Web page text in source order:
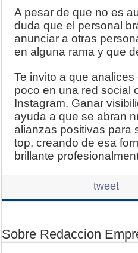
A pesar de que no es
duda que el personal
anunciar a otras
en alguna rama y que
Te invito a que
poco en una red social
Instagram. Ganar
ayuda a que se abran
alianzas positivas para
top, creando de esa
brillante
tweet
Sobre Redaccion